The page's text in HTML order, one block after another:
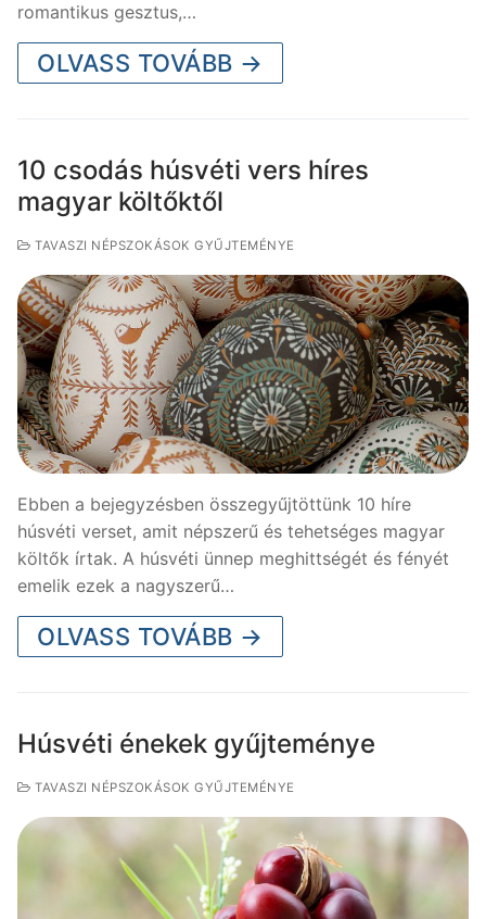
romantikus gesztus,…
OLVASS TOVÁBB →
10 csodás húsvéti vers híres
magyar költőktől
TAVASZI NÉPSZOKÁSOK GYŰJTEMÉNYE
Ebben a bejegyzésben összegyűjtöttünk 10 híre
húsvéti verset, amit népszerű és tehetséges magyar
költők írtak. A húsvéti ünnep meghittségét és fényét
emelik ezek a nagyszerű…
OLVASS TOVÁBB →
Húsvéti énekek gyűjteménye
TAVASZI NÉPSZOKÁSOK GYŰJTEMÉNYE